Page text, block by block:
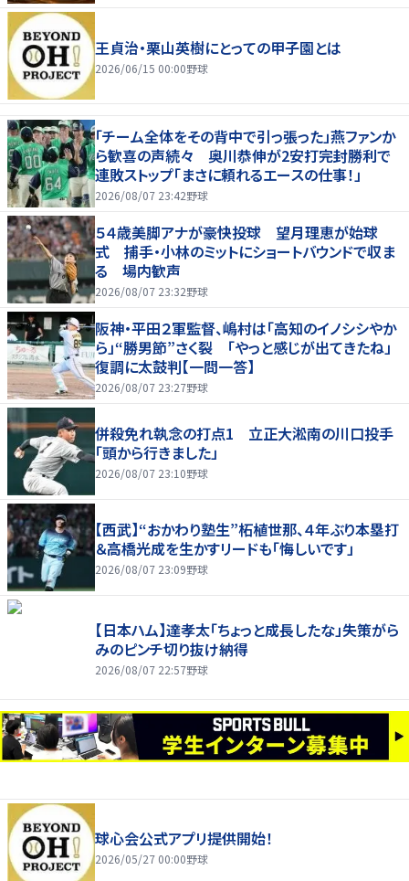
王貞治・栗山英樹にとっての甲子園とは
2026/06/15 00:00野球
「チーム全体をその背中で引っ張った」燕ファンか
ら歓喜の声続々 奥川恭伸が2安打完封勝利で
連敗ストップ「まさに頼れるエースの仕事！」
2026/08/07 23:42野球
５４歳美脚アナが豪快投球 望月理恵が始球
式 捕手・小林のミットにショートバウンドで収ま
る 場内歓声
2026/08/07 23:32野球
阪神・平田２軍監督、嶋村は「高知のイノシシやか
ら」“勝男節”さく裂 「やっと感じが出てきたね」
復調に太鼓判【一問一答】
2026/08/07 23:27野球
併殺免れ執念の打点1 立正大淞南の川口投手
「頭から行きました」
2026/08/07 23:10野球
【西武】“おかわり塾生”柘植世那、４年ぶり本塁打
＆高橋光成を生かすリードも「悔しいです」
2026/08/07 23:09野球
【日本ハム】達孝太「ちょっと成長したな」失策がら
みのピンチ切り抜け納得
2026/08/07 22:57野球
球心会公式アプリ提供開始！
2026/05/27 00:00野球